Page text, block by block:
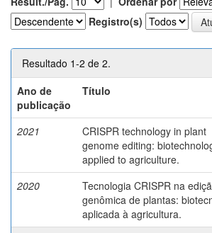
Registro(s)
Resultado 1-2 de 2.
Ano de
publicação
Título
2021
CRISPR technology in plant
genome editing:
applied to agriculture.
2020
Tecnologia CRISPR na
genômica de plantas:
aplicada à agricultura.